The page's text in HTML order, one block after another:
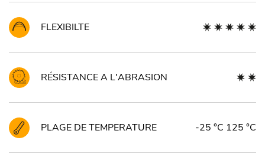
FLEXIBILTE
RÉSISTANCE A L'ABRASION
PLAGE DE TEMPERATURE -25 °C 125 °C